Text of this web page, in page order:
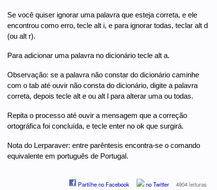
Se você quiser ignorar uma palavra que esteja correta, e ele
encontrou como erro, tecle alt i, e para ignorar todas, teclar alt d
(ou alt r).
Para adicionar uma palavra no dicionário tecle alt a.
Observação: se a palavra não constar do dicionário caminhe
com o tab até ouvir não consta do dicionário, digite a palavra
correta, depois tecle alt e ou alt l para alterar uma ou todas.
Repita o processo até ouvir a mensagem que a correção
ortográfica foi concluída, e tecle enter no ok que surgirá.
Nota do Lerparaver: entre parêntesis encontra-se o comando
equivalente em português de Portugal.
Partilhe no Facebook no Twitter 4904 leituras